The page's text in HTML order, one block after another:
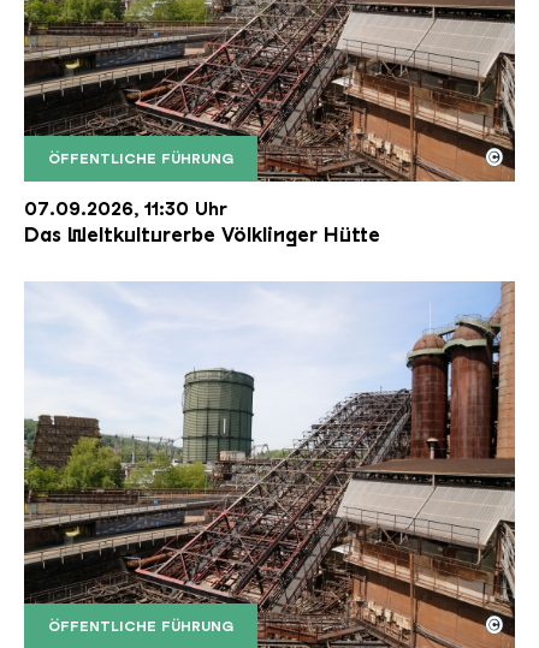
ÖFFENTLICHE FÜHRUNG
Der Erzschrägaufzug der Völklinger Hütte mit
Copyright: Weltkulturerbe Völklinger Hütte | Karl
©
07.09.2026, 11:30 Uhr
Das Weltkulturerbe Völklinger Hütte
ÖFFENTLICHE FÜHRUNG ©